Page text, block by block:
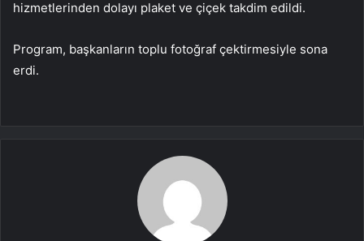
hizmetlerinden dolayı plaket ve çiçek takdim edildi.
Program, başkanların toplu fotoğraf çektirmesiyle sona
erdi.